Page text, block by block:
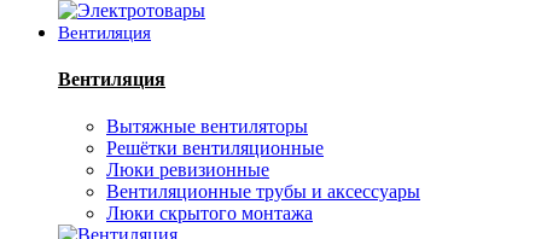
Вентиляция
Вентиляция
Вытяжные вентиляторы
Решётки вентиляционные
Люки ревизионные
Вентиляционные трубы и аксессуары
Люки скрытого монтажа